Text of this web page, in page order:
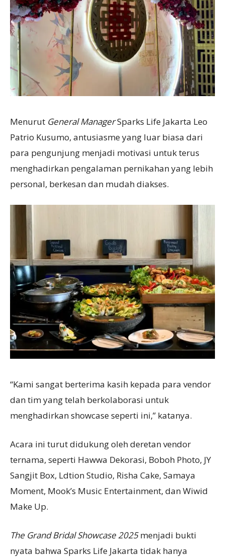
Menurut General ManagerSparks Life Jakarta Leo
Patrio Kusumo, antusiasme yang luar biasa dari
para pengunjung menjadi motivasi untuk terus
menghadirkan pengalaman pernikahan yang lebih
personal, berkesan dan mudah diakses.
“Kami sangat berterima kasih kepada para vendor
dan tim yang telah berkolaborasi untuk
menghadirkan showcase seperti ini,” katanya.
Acara ini turut didukung oleh deretan vendor
ternama, seperti Hawwa Dekorasi, Boboh Photo, JY
Sangjit Box, Ldtion Studio, Risha Cake, Samaya
Moment, Mook’s Music Entertainment, dan Wiwid
Make Up.
The Grand Bridal Showcase 2025menjadi bukti
nyata bahwa Sparks Life Jakarta tidak hanya